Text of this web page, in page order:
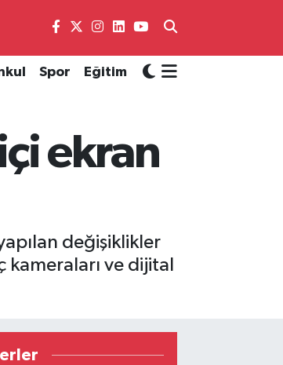
Spor Eğitim
ekran
değişiklikler
ve dijital